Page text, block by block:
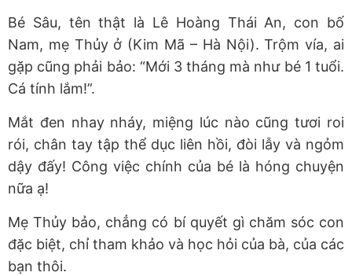
Bé Sâu, tên thật là Lê Hoàng Thái An, con bố
Nam, mẹ Thủy ở (Kim Mã – Hà Nội). Trộm vía, ai
gặp cũng phải bảo: “Mới 3 tháng mà như bé 1 tuổi.
Cá tính lắm!”.
Mắt đen nhay nháy, miệng lúc nào cũng tươi roi
rói, chân tay tập thể dục liên hồi, đòi lẫy và ngỏm
dậy đấy! Công việc chính của bé là hóng chuyện
nữa ạ!
Mẹ Thủy bảo, chẳng có bí quyết gì chăm sóc con
đặc biệt, chỉ tham khảo và học hỏi của bà, của các
bạn thôi.